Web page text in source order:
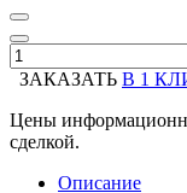
ЗАКАЗАТЬ В 1
Цены
сделкой.
Описание